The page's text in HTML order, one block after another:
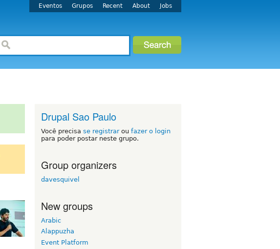
Eventos Grupos Recent About Jobs
Drupal Sao Paulo
Você precisa se registrarou fazer o login
para poder postar neste grupo.
Group organizers
davesquivel
New groups
Arabic
Alappuzha
Event Platform